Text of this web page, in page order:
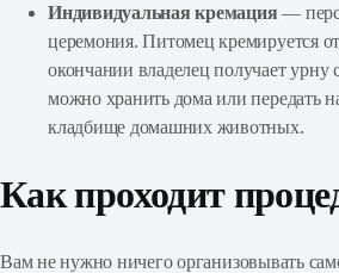
Индивидуальная кремация —
церемония. Питомец кремируется
окончании владелец получает урну
можно хранить дома или передать
кладбище домашних животных.
Как проходит
Вам не нужно ничего организовывать